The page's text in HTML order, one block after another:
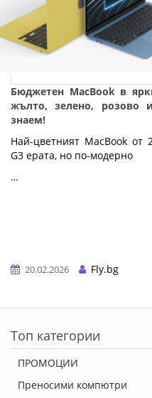
Бюджетен MacBook в
жълто, зелено, розово
знаем!
Най-цветният MacBook
G3 ерата, но по-модерно
…
20.02.2026
Fly.bg
Топ категории
ПРОМОЦИИ
Преносими компютри